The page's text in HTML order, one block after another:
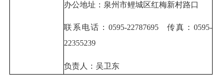
办公地址：泉州市鲤城区红梅新村路口
联系电话：0595-22787695 传真：0595-
22355239
负责人：吴卫东